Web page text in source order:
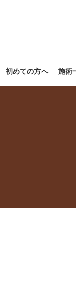
初めての方へ 施術